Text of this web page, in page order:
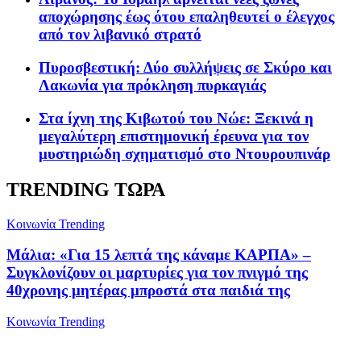
αποχώρησης έως ότου επαληθευτεί ο έλεγχος
από τον λιβανικό στρατό
Πυροσβεστική: Δύο συλλήψεις σε Σκύρο και
Λακωνία για πρόκληση πυρκαγιάς
Στα ίχνη της Κιβωτού του Νώε: Ξεκινά η
μεγαλύτερη επιστημονική έρευνα για τον
μυστηριώδη σχηματισμό στο Ντουρουπινάρ
TRENDING ΤΩΡΑ
Κοινωνία Trending
Μάλια: «Για 15 λεπτά της κάναμε ΚΑΡΠΑ» –
Συγκλονίζουν οι μαρτυρίες για τον πνιγμό της
40χρονης μητέρας μπροστά στα παιδιά της
Κοινωνία Trending